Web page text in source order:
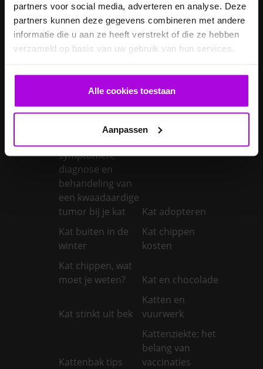
partners voor social media, adverteren en analyse. Deze
partners kunnen deze gegevens combineren met andere
informatie die u aan ze heeft verstrekt of die ze hebben
verzameld op basis van uw gebruik van hun services.
Alle cookies toestaan
Aanpassen
Je kat wordt
geopereerd – wat
kan je
verwachten?
Je kater laten
castreren
Je konijn laten
castreren
Je konijn laten
steriliseren
Je konijnen
symptomen,
diagnose en
behandeling van
een kwaadaardige
tumor bij je kat
Kat adopteren
Kat buiten in de
winter
Kat chippen
kosten
Kat chippen, wat
moet je weten?
Kat en chocolade
Kat stinkt uit bek
Katten en
vuurwerk
Kattenbak tips
Kattenziekte: het
belang van
vaccinaties